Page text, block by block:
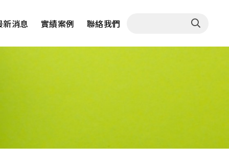
新消息 實績案例 聯絡我們